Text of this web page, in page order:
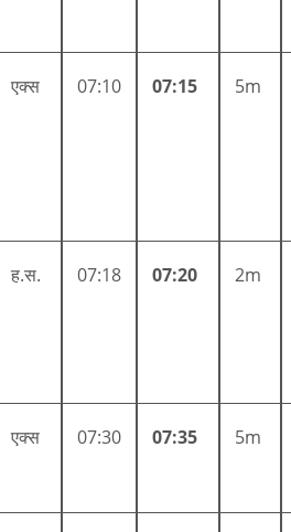
एक्स 07:10 07:15 5m
ह.स. 07:18 07:20 2m
एक्स 07:30 07:35 5m